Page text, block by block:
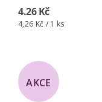
4.26 Kč
4,26 Kč / 1 ks
AKCE